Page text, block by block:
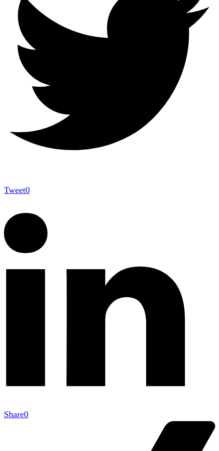
Tweet0
Share0